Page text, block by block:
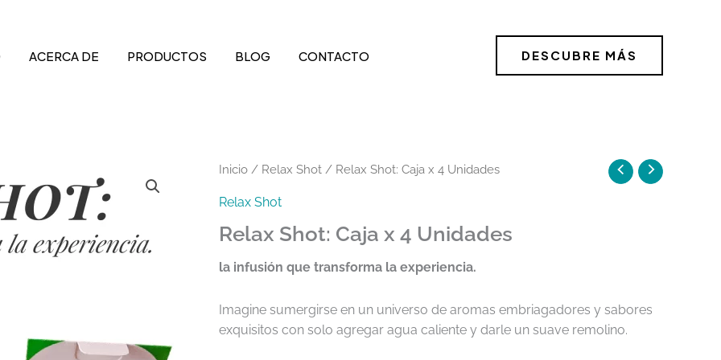
ACERCA DE PRODUCTOS BLOG CONTACTO DESCUBRE MÁS
Inicio / Relax Shot / Relax Shot: Caja x 4 Unidades
Relax Shot
Relax Shot: Caja x 4 Unidades
la infusión que transforma la experiencia.
Imagine sumergirse en un universo de aromas embriagadores y sabores
exquisitos con solo agregar agua caliente y darle un suave remolino.